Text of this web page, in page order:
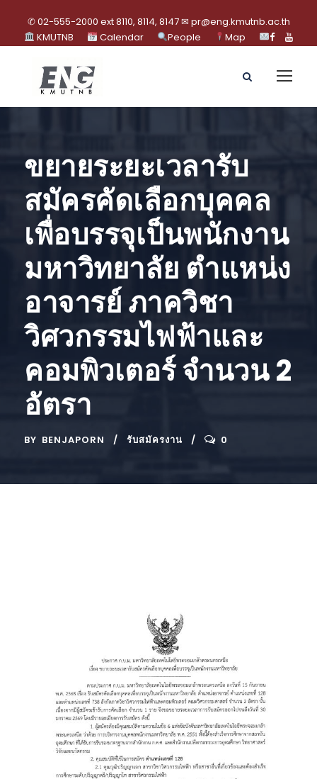
✆ 02-555-2000 ext 8110, 8114, 8147 ✉ pr@eng.kmutnb.ac.th
KMUTNB
Calendar People Map
ขยายระยะเวลารับ
สมัครคัดเลือกบุคคล
เพื่อบรรจุเป็นพนักงาน
มหาวิทยาลัย ตำแหน่ง
อาจารย์ ภาควิชา
วิศวกรรมไฟฟ้าและ
คอมพิวเตอร์ จำนวน 2
อัตรา
BY BENJAPORN รับสมัครงาน 0